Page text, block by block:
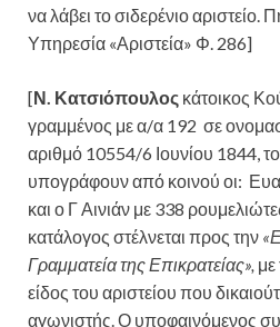
να λάβει το σιδερένιο αριστείο.
Υπηρεσία «Αριστεία» Φ. 286]
[Ν. Κατσιόπουλος κάτοικος
γραμμένος με α/α 192 σε
αριθμό 10554/6 Ιουνίου 1844,
υπογράφουν από κοινού οι:
και ο Γ Αινιάν με 338
κατάλογος στέλνεται προς την
Γραμματεία της Επικρατείας»,
είδος του αριστείου που
αγωνιστής. Ο υποφαινόμενος